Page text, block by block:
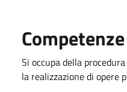
Competenze
Si occupa della
la realizzazione di opere